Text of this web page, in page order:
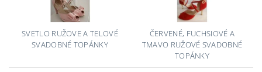
SVETLO RUŽOVE A TELOVÉ
SVADOBNÉ TOPÁNKY
ČERVENÉ, FUCHSIOVÉ A
TMAVO RUŽOVÉ SVADOBNÉ
TOPÁNKY